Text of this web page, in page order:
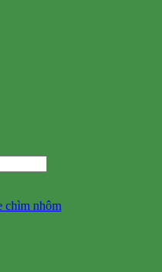
chìm nhôm